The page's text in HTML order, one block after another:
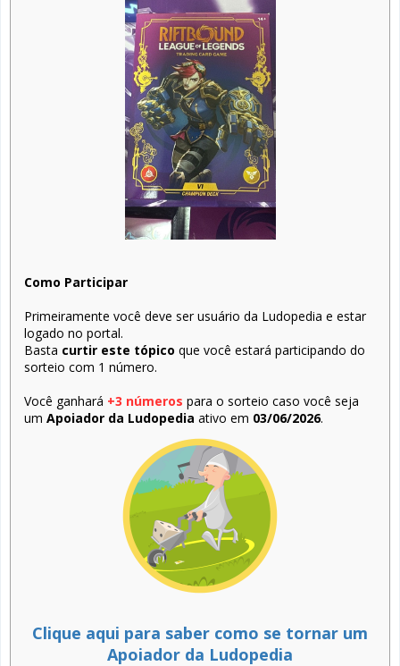
Como Participar
Primeiramente você deve ser usuário da Ludopedia e estar
logado no portal.
Basta curtir este tópico que você estará participando do
sorteio com 1 número.
Você ganhará +3 números para o sorteio caso você seja
um Apoiador da Ludopedia ativo em 03/06/2026.
Clique aqui para saber como se tornar um
Apoiador da Ludopedia